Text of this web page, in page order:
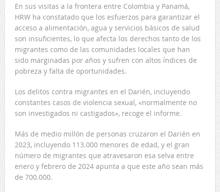
En sus visitas a la frontera entre Colombia y Panamá,
HRW ha constatado que los esfuerzos para garantizar el
acceso a alimentación, agua y servicios básicos de salud
son insuficientes, lo que afecta los derechos tanto de los
migrantes como de las comunidades locales que han
sido marginadas por años y sufren con altos índices de
pobreza y falta de oportunidades.
Los delitos contra migrantes en el Darién, incluyendo
constantes casos de violencia sexual, «normalmente no
son investigados ni castigados», recoge el informe.
Más de medio millón de personas cruzaron el Darién en
2023, incluyendo 113.000 menores de edad, y el gran
número de migrantes que atravesaron esa selva entre
enero y febrero de 2024 apunta a que este año sean más
de 700.000.